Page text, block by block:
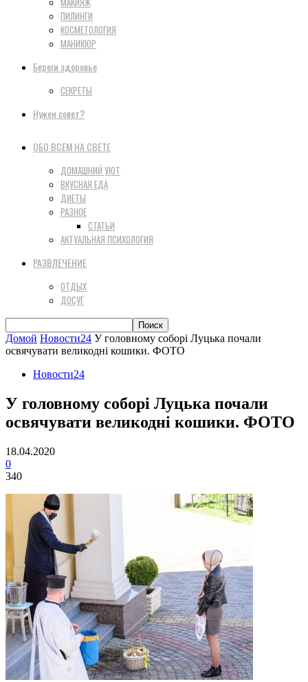
ПИЛИНГИ
КОСМЕТОЛОГИЯ
МАНИКЮР
Береги здоровье
СЕКРЕТЫ
Нужен совет?
ОБО ВСЕМ НА СВЕТЕ
ДОМАШНИЙ УЮТ
ВКУСНАЯ ЕДА
ДИЕТЫ
РАЗНОЕ
СТАТЬИ
АКТУАЛЬНАЯ ПСИХОЛОГИЯ
РАЗВЛЕЧЕНИЕ
ОТДЫХ
ДОСУГ
Домой Новости24 У головному соборі Луцька почали
освячувати великодні кошики. ФОТО
Новости24
У головному соборі Луцька почали
освячувати великодні кошики. ФОТО
18.04.2020
0
340